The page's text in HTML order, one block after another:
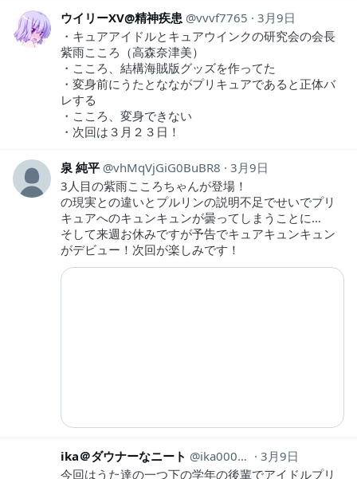
ウイリーXV@精神疾患 vvvf7765
3月9日
・キュアアイドルとキュアウインクの研究会の会長
紫雨こころ（高森奈津美）
・こころ、結構海賊版グッズを作ってた
・変身前にうたとなながプリキュアであると正体バ
レする
・こころ、変身できない
・次回は３月２３日！
泉 純平 vhMqVjGiG0BuBR8
3月9日
3人目の紫雨こころちゃんが登場！
の現実との違いとプルリンの説明不足でせいでプリ
キュアへのキュンキュンが曇ってしまうことに…
そして来週お休みですが予告でキュアキュンキュン
がデビュー！次回が楽しみです！
ika＠ダウナーなニート ika0002jp
3月9日
今回はうた達の一つ下の学年の後輩でアイドルプリ